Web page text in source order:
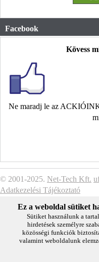
Facebook
Kövess
Ne maradj le az
© 2001-2025. Net-Tech Kft.
Adatkezelési Tájékoztató
Ez a weboldal sütiket
Sütiket használunk a
hirdetések személyre
közösségi funkciók
valamint weboldalunk